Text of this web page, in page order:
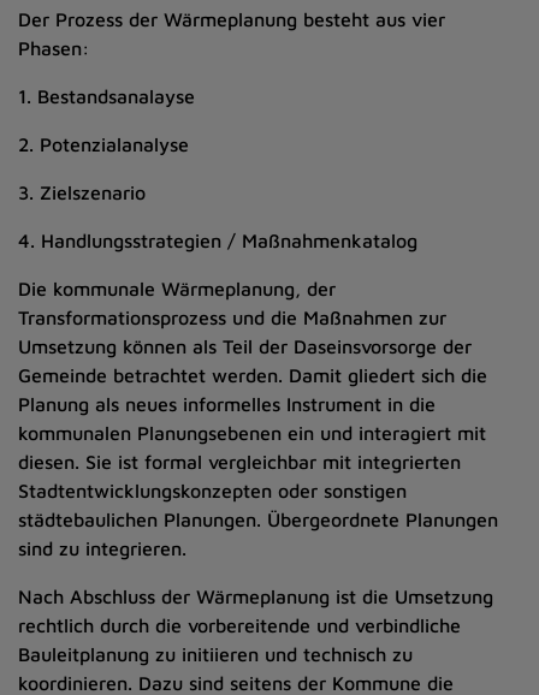
Der Prozess der Wärmeplanung besteht aus vier
Phasen:
1. Bestandsanalayse
2. Potenzialanalyse
3. Zielszenario
4. Handlungsstrategien / Maßnahmenkatalog
Die kommunale Wärmeplanung, der
Transformationsprozess und die Maßnahmen zur
Umsetzung können als Teil der Daseinsvorsorge der
Gemeinde betrachtet werden. Damit gliedert sich die
Planung als neues informelles Instrument in die
kommunalen Planungsebenen ein und interagiert mit
diesen. Sie ist formal vergleichbar mit integrierten
Stadtentwicklungskonzepten oder sonstigen
städtebaulichen Planungen. Übergeordnete Planungen
sind zu integrieren.
Nach Abschluss der Wärmeplanung ist die Umsetzung
rechtlich durch die vorbereitende und verbindliche
Bauleitplanung zu initiieren und technisch zu
koordinieren. Dazu sind seitens der Kommune die